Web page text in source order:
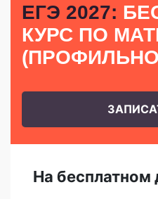
ЕГЭ 2027:
КУРС ПО
На